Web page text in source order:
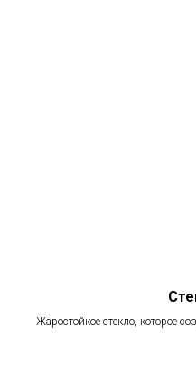
Жаростойкое стекло, которое